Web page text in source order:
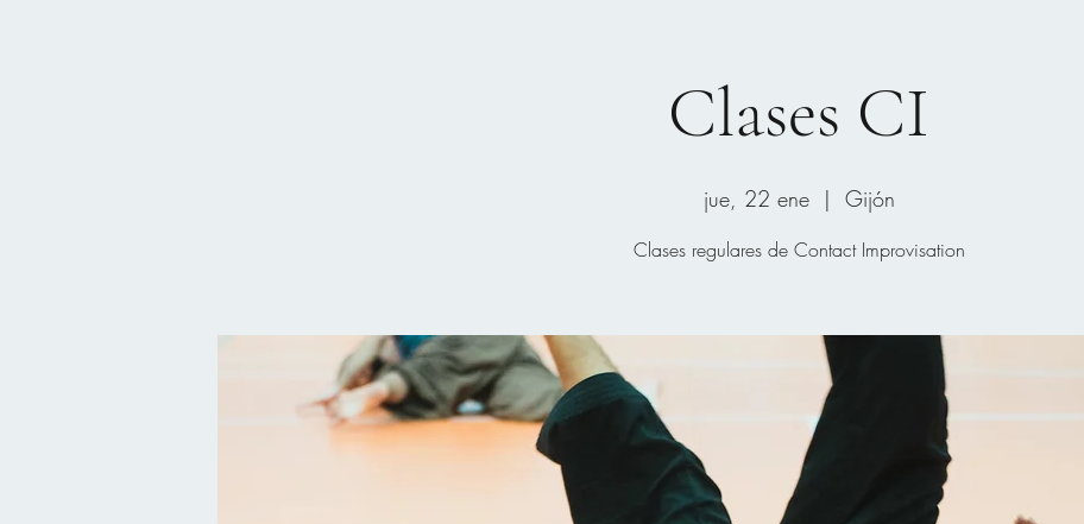
Clases CI
jue, 22 ene
  |
Gijón
Clases regulares de Contact Improvisation